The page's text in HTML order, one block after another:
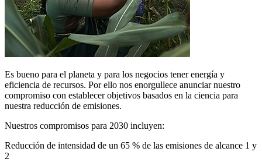
Es bueno para el planeta y para los negocios tener energía y
eficiencia de recursos. Por ello nos enorgullece anunciar nuestro
compromiso con establecer objetivos basados en la ciencia para
nuestra reducción de emisiones.
Nuestros compromisos para 2030 incluyen:
Reducción de intensidad de un 65 % de las emisiones de alcance 1 y
2